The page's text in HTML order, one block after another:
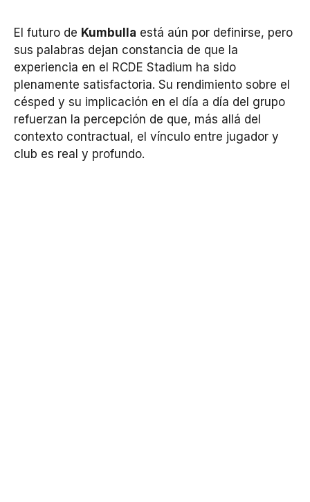
El futuro de Kumbulla está aún por definirse, pero
sus palabras dejan constancia de que la
experiencia en el RCDE Stadium ha sido
plenamente satisfactoria. Su rendimiento sobre el
césped y su implicación en el día a día del grupo
refuerzan la percepción de que, más allá del
contexto contractual, el vínculo entre jugador y
club es real y profundo.